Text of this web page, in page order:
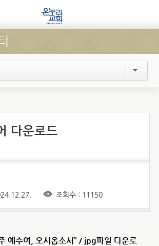
다운로드
조회수 : 11150
예수여, 오시옵소서” / jpg파일 다운로